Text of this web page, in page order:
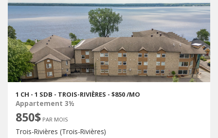
1 CH - 1 SDB - TROIS-RIVIÈRES - $850 /MO
Appartement 3½
850$ PAR MOIS
Trois-Rivières (Trois-Rivières)